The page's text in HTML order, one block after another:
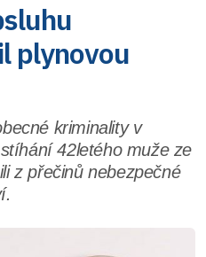
plynovou
kriminality v
42letého muže ze
z přečinů nebezpečné